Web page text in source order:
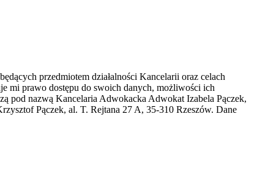
przedmiotem działalności Kancelarii oraz celach
mi prawo dostępu do swoich danych, możliwości ich
pod nazwą Kancelaria Adwokacka Adwokat Izabela Pączek,
Pączek, al. T. Rejtana 27 A, 35-310 Rzeszów. Dane